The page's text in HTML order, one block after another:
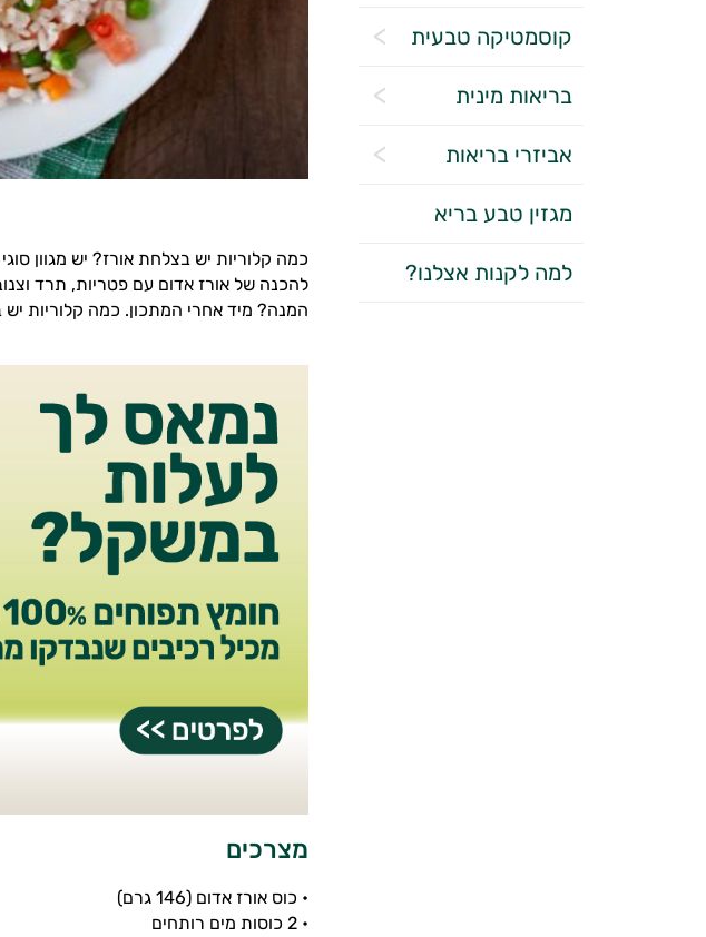
קוסמטיקה טבעית
בריאות מינית
אביזרי בריאות
מגזין טבע בריא
למה לקנות אצלנו?
כמה קלוריות יש בצלחת אורז? יש מגוון
להכנה של אורז אדום עם פטריות, תרד
המנה? מיד אחרי המתכון. כמה קלוריות
מצרכים
• כוס אורז אדום (146 גרם)
• 2 כוסות מים רותחים